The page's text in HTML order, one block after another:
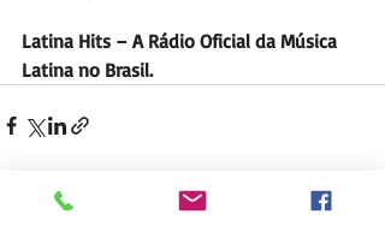
Latina Hits – A Rádio Oficial da Música
Latina no Brasil.
Posts recentes Ver tudo